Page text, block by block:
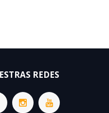
REDES